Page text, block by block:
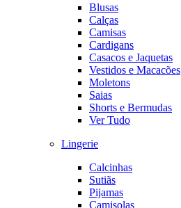
Blusas
Calças
Camisas
Cardigans
Casacos e Jaquetas
Vestidos e Macacões
Moletons
Saias
Shorts e Bermudas
Ver Tudo
Lingerie
Calcinhas
Sutiãs
Pijamas
Camisolas